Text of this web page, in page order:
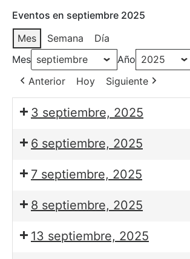
Eventos en septiembre 2025
Mes
Semana
Día
Mes
Año
Anterior
Hoy Siguiente
3 septiembre, 2025
6 septiembre, 2025
7 septiembre, 2025
8 septiembre, 2025
13 septiembre, 2025